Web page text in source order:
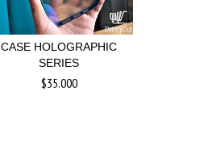
CASE HOLOGRAPHIC
SERIES
$35.000